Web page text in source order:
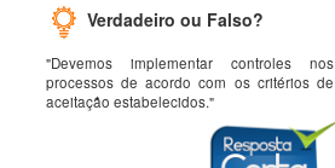
Verdadeiro ou Falso?
"Devemos implementar controles nos
processos de acordo com os critérios de
aceitação estabelecidos."